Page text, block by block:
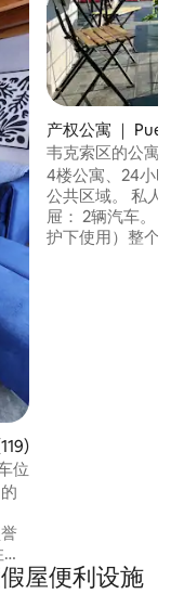
4.97 分（满分 5 分），
位
英
产权公寓 ｜
韦克索区的公寓，
4楼公寓、24小时
公共区域。 私人使用：带电梯的停车抽
屉： 2辆汽车。 绿色露台（仅限儿童在监
护下使用）整个上
屋便利设施